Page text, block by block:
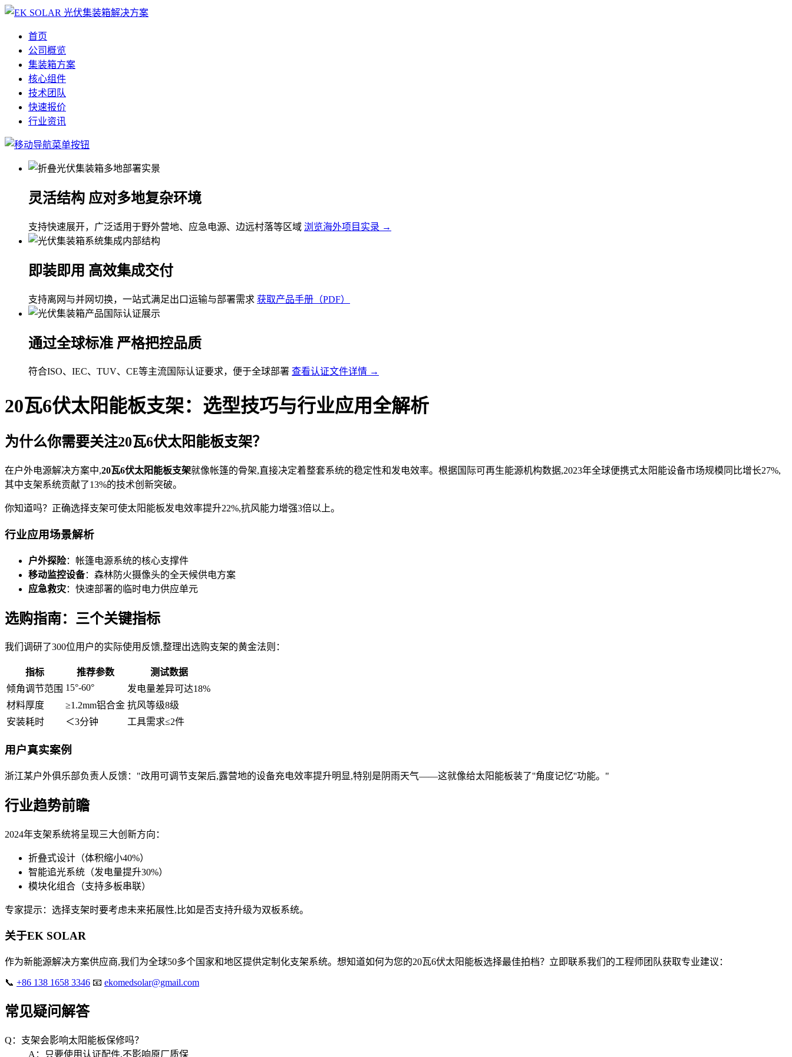
首页
公司概览
集装箱方案
核心组件
技术团队
快速报价
行业资讯
灵活结构 应对多地复杂环境
支持快速展开，广泛适用于野外营地、应急电源、边远村落等区域 浏览海外项目实录 →
即装即用 高效集成交付
支持离网与并网切换，一站式满足出口运输与部署需求 获取产品手册（PDF）
通过全球标准 严格把控品质
符合ISO、IEC、TUV、CE等主流国际认证要求，便于全球部署 查看认证文件详情 →
20瓦6伏太阳能板支架：选型技巧与行业应用全解析
为什么你需要关注20瓦6伏太阳能板支架？
在户外电源解决方案中,20瓦6伏太阳能板支架就像帐篷的骨架,直接决定着整套系统的稳定性和发电效率。根据国际可再生能源机构数据,2023年全球便携式太阳能设备市场规模同比增长27%,
其中支架系统贡献了13%的技术创新突破。
你知道吗？正确选择支架可使太阳能板发电效率提升22%,抗风能力增强3倍以上。
行业应用场景解析
户外探险：帐篷电源系统的核心支撑件
移动监控设备：森林防火摄像头的全天候供电方案
应急救灾：快速部署的临时电力供应单元
选购指南：三个关键指标
我们调研了300位用户的实际使用反馈,整理出选购支架的黄金法则：
指标 推荐参数
测试数据
倾角调节范围 15°-60°
发电量差异可达18%
材料厚度
≥1.2mm铝合金 抗风等级8级
安装耗时
＜3分钟 工具需求≤2件
用户真实案例
浙江某户外俱乐部负责人反馈："改用可调节支架后,露营地的设备充电效率提升明显,特别是阴雨天气——这就像给太阳能板装了''角度记忆''功能。"
行业趋势前瞻
2024年支架系统将呈现三大创新方向：
折叠式设计（体积缩小40%）
智能追光系统（发电量提升30%）
模块化组合（支持多板串联）
专家提示：选择支架时要考虑未来拓展性,比如是否支持升级为双板系统。
关于EK SOLAR
作为新能源解决方案供应商,我们为全球50多个国家和地区提供定制化支架系统。想知道如何为您的20瓦6伏太阳能板选择最佳拍档？立即联系我们的工程师团队获取专业建议：
📞 +86 138 1658 3346 📧 ekomedsolar@gmail.com
常见疑问解答
Q：支架会影响太阳能板保修吗？
A：只要使用认证配件,不影响原厂质保